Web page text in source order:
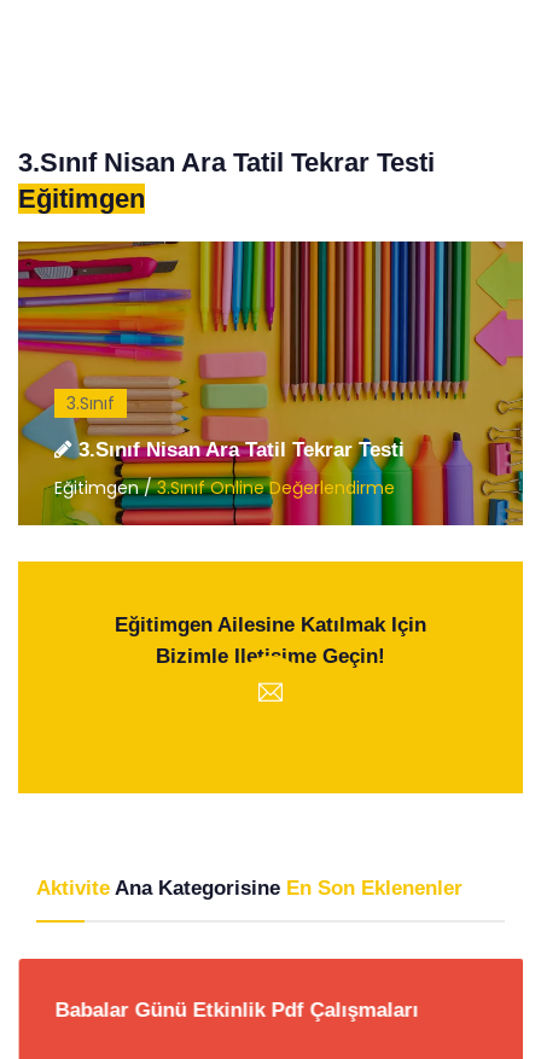
3.Sınıf Nisan Ara Tatil Tekrar Testi
Eğitimgen
3.Sınıf
3.Sınıf Nisan Ara Tatil Tekrar Testi
Eğitimgen /3.Sınıf Online Değerlendirme
Eğitimgen Ailesine Katılmak Için
Bizimle Iletişime Geçin!
Aktivite Ana Kategorisine En Son Eklenenler
Babalar Günü Etkinlik Pdf Çalışmaları